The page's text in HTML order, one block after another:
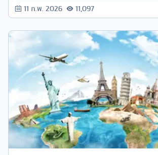
คือ ประเทศแคนาคา เพื่อรับชมเทศกาลดอกทิวลิปนั่นเอง
11 ก.พ. 2026 11,097